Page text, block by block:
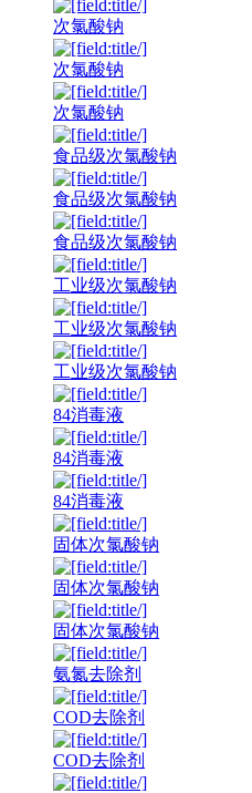
次氯酸钠
次氯酸钠
次氯酸钠
食品级次氯酸钠
食品级次氯酸钠
食品级次氯酸钠
工业级次氯酸钠
工业级次氯酸钠
工业级次氯酸钠
84消毒液
84消毒液
84消毒液
固体次氯酸钠
固体次氯酸钠
固体次氯酸钠
氨氮去除剂
COD去除剂
COD去除剂